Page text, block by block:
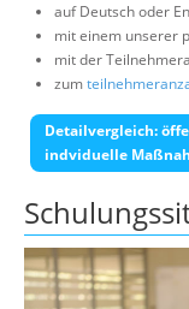
auf Deutsch oder
mit einem unserer
mit der
zum
Detailvergleich:
indviduelle